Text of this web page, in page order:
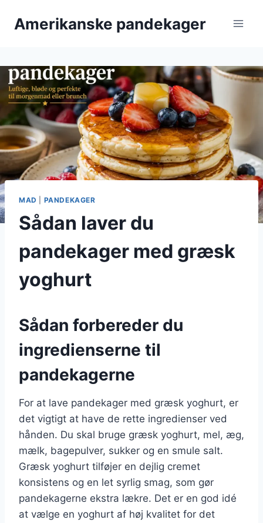
Amerikanske pandekager
MAD PANDEKAGER
Sådan laver du
pandekager med græsk
yoghurt
Sådan forbereder du
ingredienserne til
pandekagerne
For at lave pandekager med græsk yoghurt, er
det vigtigt at have de rette ingredienser ved
hånden. Du skal bruge græsk yoghurt, mel, æg,
mælk, bagepulver, sukker og en smule salt.
Græsk yoghurt tilføjer en dejlig cremet
konsistens og en let syrlig smag, som gør
pandekagerne ekstra lækre. Det er en god idé
at vælge en yoghurt af høj kvalitet for det